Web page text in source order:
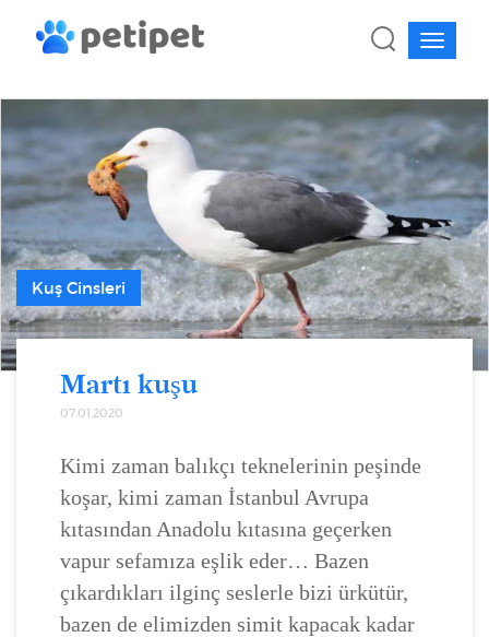
Kuş Cinsleri
Martı kuşu
07.01.2020
Kimi zaman balıkçı teknelerinin peşinde
koşar, kimi zaman İstanbul Avrupa
kıtasından Anadolu kıtasına geçerken
vapur sefamıza eşlik eder… Bazen
çıkardıkları ilginç seslerle bizi ürkütür,
bazen de elimizden simit kapacak kadar